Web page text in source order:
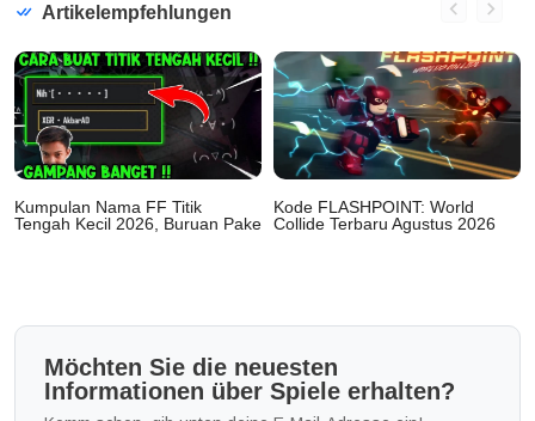
Artikelempfehlungen
Kumpulan Nama FF Titik
Tengah Kecil 2026, Buruan Pake
Kode FLASHPOINT: World
Collide Terbaru Agustus 2026
Möchten Sie die neuesten
Informationen über Spiele erhalten?